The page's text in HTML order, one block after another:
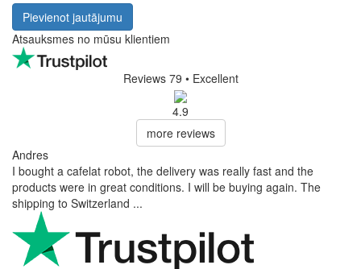
Pievienot jautājumu
Atsauksmes no mūsu klientiem
Reviews 79 • Excellent
4.9
more reviews
Andres
I bought a cafelat robot, the delivery was really fast and the
products were in great conditions. I will be buying again. The
shipping to Switzerland ...